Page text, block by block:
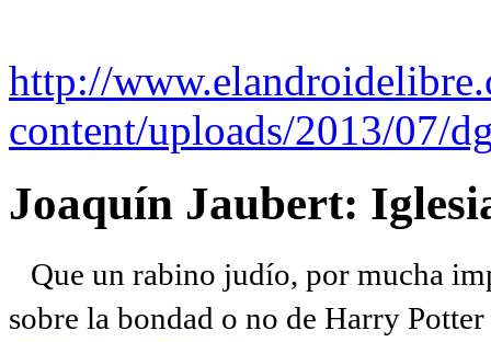
http://
content/uploads/2013/07/
Joaquín Jaubert:
Que un rabino judío, por mucha
sobre la bondad o no de Harry